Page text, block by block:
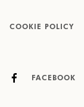
COOKIE POLICY
FACEBOOK